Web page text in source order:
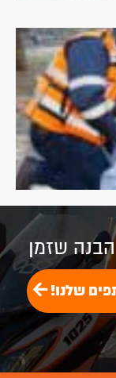
הבנה שזמן
שלנו!